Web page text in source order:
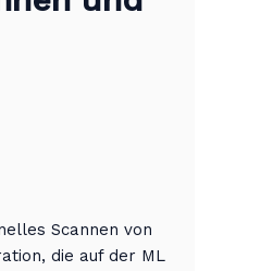
Scannen von
die auf der ML